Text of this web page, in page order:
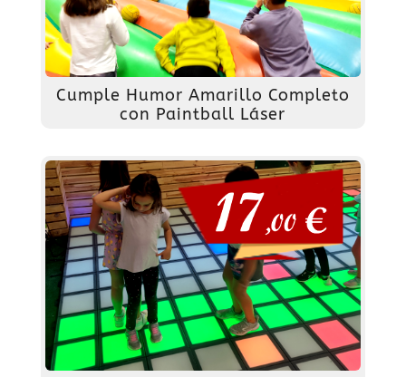
Cumple Humor Amarillo Completo
con Paintball Láser